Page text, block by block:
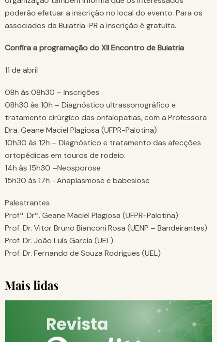
poderão efetuar a inscrição no local do evento. Para os
associados da Buiatria-PR a inscrição é gratuita.
Confira a programação do XII Encontro de Buiatria
11 de abril
08h às 08h30 – Inscrições
08h30 às 10h – Diagnóstico ultrassonográfico e
tratamento cirúrgico das onfalopatias, com a Professora
Dra. Geane Maciel Plagiosa (UFPR-Palotina)
10h30 às 12h – Diagnóstico e tratamento das afecções
ortopédicas em touros de rodeio.
14h às 15h30 –Neosporose
15h30 às 17h –Anaplasmose e babesiose
Palestrantes
Profª. Drª. Geane Maciel Plagiosa (UFPR-Palotina)
Prof. Dr. Vitor Bruno Bianconi Rosa (UENP – Bandeirantes)
Prof. Dr. João Luís Garcia (UEL)
Prof. Dr. Fernando de Souza Rodrigues (UEL)
Mais lidas